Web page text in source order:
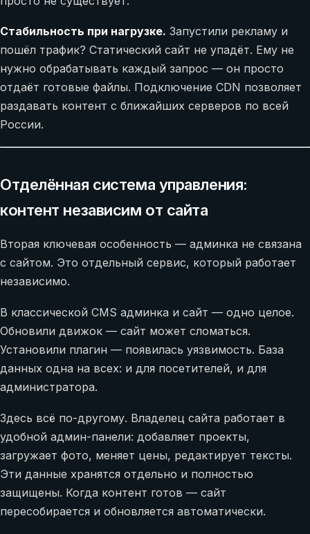
Стабильность при нагрузке. Запустили рекламу и
пошёл трафик? Статический сайт не упадёт. Ему не
нужно обрабатывать каждый запрос — он просто
отдаёт готовые файлы. Подключение CDN позволяет
раздавать контент с ближайших серверов по всей
России.
Отделённая система управления:
контент независим от сайта
Вторая ключевая особенность — админка не связана
с сайтом. Это отдельный сервис, который работает
независимо.
В классической CMS админка и сайт — одно целое.
Обновили движок — сайт может сломаться.
Установили плагин — появилась уязвимость. База
данных одна на всех: и для посетителей, и для
администратора.
Здесь всё по-другому. Владелец сайта работает в
удобной админ-панели: добавляет проекты,
загружает фото, меняет цены, редактирует тексты.
Эти данные хранятся отдельно и полностью
защищены. Когда контент готов — сайт
пересобирается и обновляется автоматически.